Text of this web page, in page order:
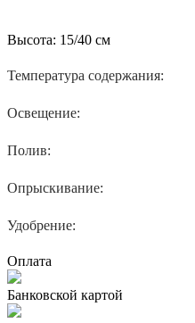
Высота: 15/40 см
Температура содержания:
Освещение:
Полив:
Опрыскивание:
Удобрение:
Оплата
Банковской картой